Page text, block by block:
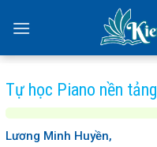
Tự học Piano nền tảng
Lương Minh Huyền,